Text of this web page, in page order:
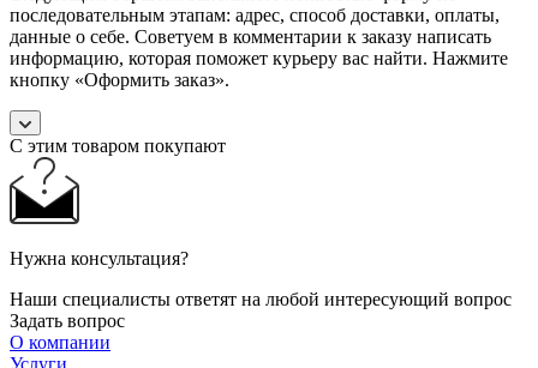
последовательным этапам: адрес, способ доставки, оплаты,
данные о себе. Советуем в комментарии к заказу написать
информацию, которая поможет курьеру вас найти. Нажмите
кнопку «Оформить заказ».
С этим товаром покупают
Нужна консультация?
Наши специалисты ответят на любой интересующий вопрос
Задать вопрос
О компании
Услуги